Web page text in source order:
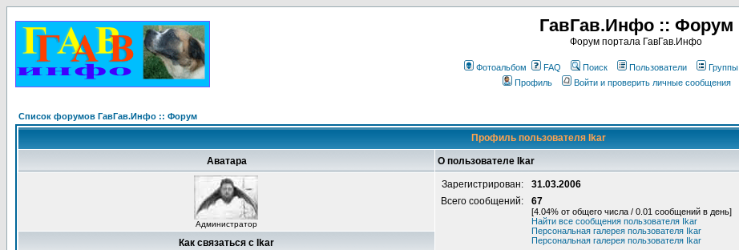
ГавГав.Инфо :: Форум
Форум портала ГавГав.Инфо
Фотоальбом FAQ Поиск Пользователи Группы
Профиль
Войти и проверить личные сообщения
Список форумов ГавГав.Инфо :: Форум
Профиль пользователя Ikar
Аватара О пользователе Ikar
Администратор
Зарегистрирован:
31.03.2006
Всего сообщений:
67
[4.04% от общего числа / 0.01 сообщений в день]
Найти все сообщения пользователя Ikar
Персональная галерея пользователя Ikar
Персональная галерея пользователя Ikar
Как связаться с Ikar